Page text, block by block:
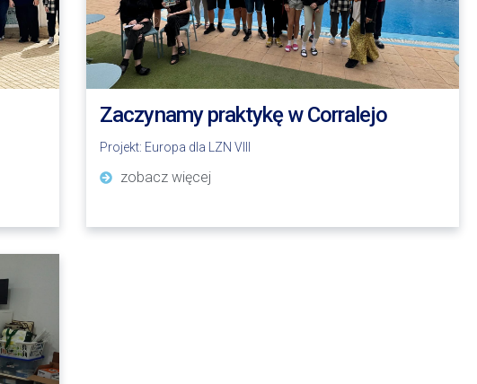
Zaczynamy praktykę w Corralejo
Projekt: Europa dla LZN VIII
zobacz więcej